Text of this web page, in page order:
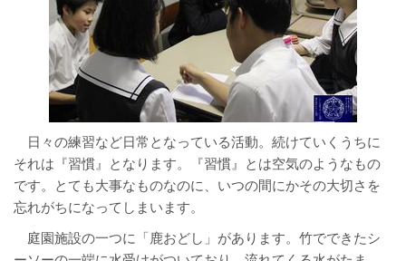
日々の練習など日常となっている活動。続けていくうちに
それは『習慣』となります。『習慣』とは空気のようなもの
です。とても大事なものなのに、いつの間にかその大切さを
忘れがちになってしまいます。
庭園施設の一つに「鹿おどし」があります。竹でできたシ